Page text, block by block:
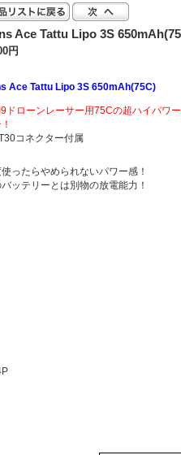
Ace Tattu Lipo 3S
円
Ace Tattu Lipo 3S 650mAh(75C)
ドローンレーサー用75Cの超ハイパワ
コネクター付属
ったらやめられないパワー感！
ッテリーとは別物の放電能力！